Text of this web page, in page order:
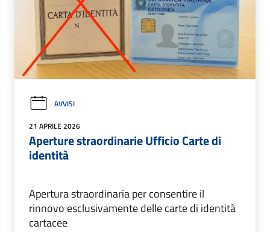
AVVISI
21 APRILE 2026
Aperture straordinarie Ufficio Carte di
identità
Apertura straordinaria per consentire il
rinnovo esclusivamente delle carte di identità
cartacee